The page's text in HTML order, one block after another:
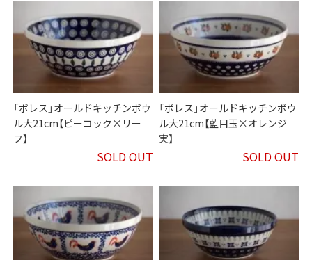
「ボレス」オールドキッチンボウ
ル大21cm【ピーコック×リー
フ】
SOLD OUT
「ボレス」オールドキッチンボウ
ル大21cm【藍目玉×オレンジ
実】
SOLD OUT